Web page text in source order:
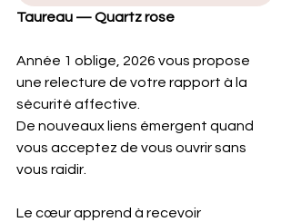
Taureau — Quartz rose
Année 1 oblige, 2026 vous propose
une relecture de votre rapport à la
sécurité affective.
De nouveaux liens émergent quand
vous acceptez de vous ouvrir sans
vous raidir.
Le cœur apprend à recevoir